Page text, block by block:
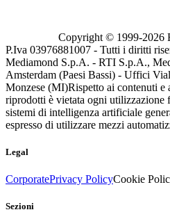
Copyright © 1999-2026
P.Iva 03976881007 - Tutti i diritti
Mediamond S.p.A. - RTI S.p.A.,
Amsterdam (Paesi Bassi) - Uffici
Monzese (MI)Rispetto ai contenuti e
riprodotti è vietata ogni utilizzazione
sistemi di intelligenza artificiale
espresso di utilizzare mezzi
Legal
CorporatePrivacy PolicyCookie
Sezioni